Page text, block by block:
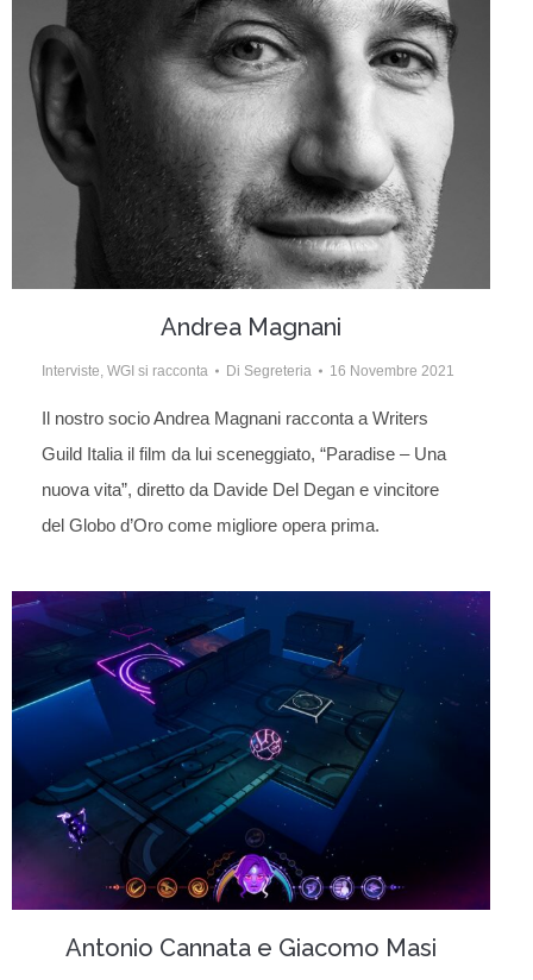
Andrea Magnani
Interviste, WGI si racconta Di Segreteria 16 Novembre 2021
Il nostro socio Andrea Magnani racconta a Writers
Guild Italia il film da lui sceneggiato, “Paradise – Una
nuova vita”, diretto da Davide Del Degan e vincitore
del Globo d’Oro come migliore opera prima.
Antonio Cannata e Giacomo Masi